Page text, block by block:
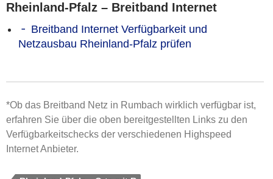
Rheinland-Pfalz – Breitband Internet
Breitband Internet Verfügbarkeit und
Netzausbau Rheinland-Pfalz prüfen
*Ob das Breitband Netz in Rumbach wirklich verfügbar ist,
erfahren Sie über die oben bereitgestellten Links zu den
Verfügbarkeitschecks der verschiedenen Highspeed
Internet Anbieter.